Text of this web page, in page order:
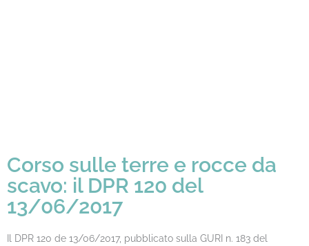
Corso sulle terre e rocce da
scavo: il DPR 120 del
13/06/2017
Il DPR 120 de 13/06/2017, pubblicato sulla GURI n. 183 del